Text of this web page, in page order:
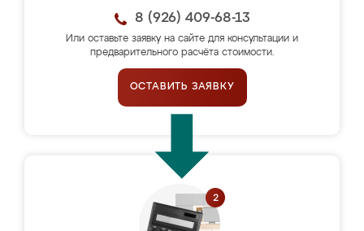
8 (926) 409-68-13
Или оставьте заявку на сайте для консультации и
предварительного расчёта стоимости.
ОСТАВИТЬ ЗАЯВКУ